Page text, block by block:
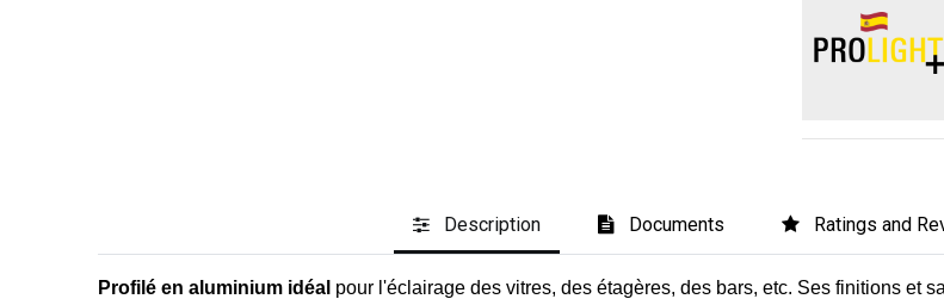
Description Documents Ratings and
Profilé en aluminium idéal pour l'éclairage des vitres, des étagères, des bars, etc. Ses finitions et